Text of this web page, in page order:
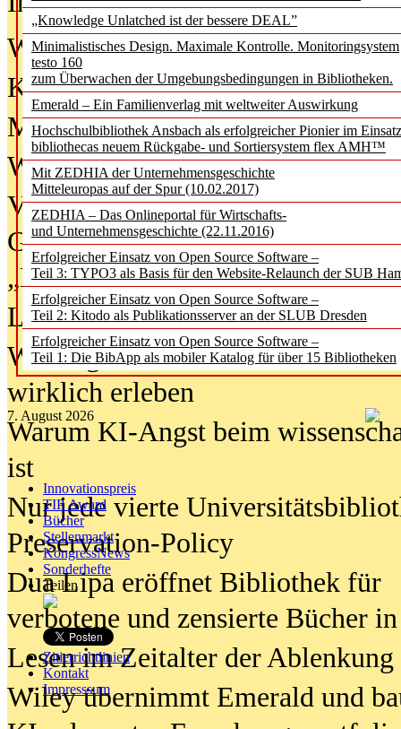
„Knowledge Unlatched ist der bessere DEAL”
Minimalistisches Design. Maximale Kontrolle. Monitoringsystem
testo 160
zum Überwachen der Umgebungsbedingungen in Bibliotheken.
Emerald – Ein Familienverlag mit weltweiter Auswirkung
Hochschulbibliothek Ansbach als erfolgreicher Pionier im
bibliothecas neuem Rückgabe- und Sortiersystem flex AMH™
Mit ZEDHIA der Unternehmensgeschichte
Mitteleuropas auf der Spur (10.02.2017)
ZEDHIA – Das Onlineportal für Wirtschafts-
und Unternehmensgeschichte (22.11.2016)
Erfolgreicher Einsatz von Open Source Software –
Teil 3: TYPO3 als Basis für den Website-Relaunch der SUB
Erfolgreicher Einsatz von Open Source Software –
Teil 2: Kitodo als Publikationsserver an der SLUB Dresden
Erfolgreicher Einsatz von Open Source Software –
Teil 1: Die BibApp als mobiler Katalog für über 15 Bibliotheken
7. August 2026
Innovationspreis
TIP Award
Bücher
Stellenmarkt
KongressNews
Sonderhefte
Teilen
Zitierrichtlinien
Kontakt
Impresssum
Was Hochschul­bibliotheken von
Kinder in der digitalen Welt
Metadaten als Infrastruktur
Wenn Bots katalogisieren
Von Abschlusskleidern bis
Geisterjagd-Ausrüstung in der
„Library of Things“ unterwegs
Lesen als Infrastrukturaufgabe
Wie Jugendliche Social Media
wirklich erleben
Warum KI-Angst beim
ist
Nur jede vierte
Preservation-Policy
Dua Lipa eröffnet Bibliothek für
verbotene und zensierte Bücher
Lesen im Zeitalter der Ablenkung
Wiley übernimmt Emerald und